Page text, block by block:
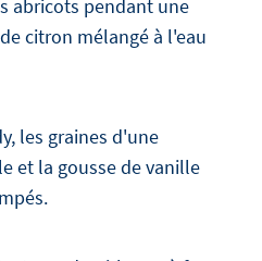
abricots pendant une
citron mélangé à l'eau
les graines d'une
et la gousse de vanille